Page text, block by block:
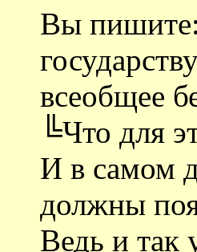
Вы
всеобщее
╚Что для
И в самом
должны
Ведь и так